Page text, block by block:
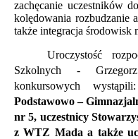
zachęcanie uczestników
kolędowania rozbudzanie
także integracja środowisk
Uroczystość
Szkolnych -
konkursowych
Podstawowo –
nr 5, uczestnicy
z WTZ Mada a także